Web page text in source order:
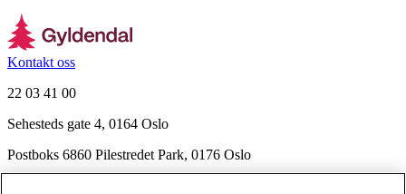
Kontakt oss
22 03 41 00
Sehesteds gate 4, 0164 Oslo
Postboks 6860 Pilestredet Park, 0176 Oslo